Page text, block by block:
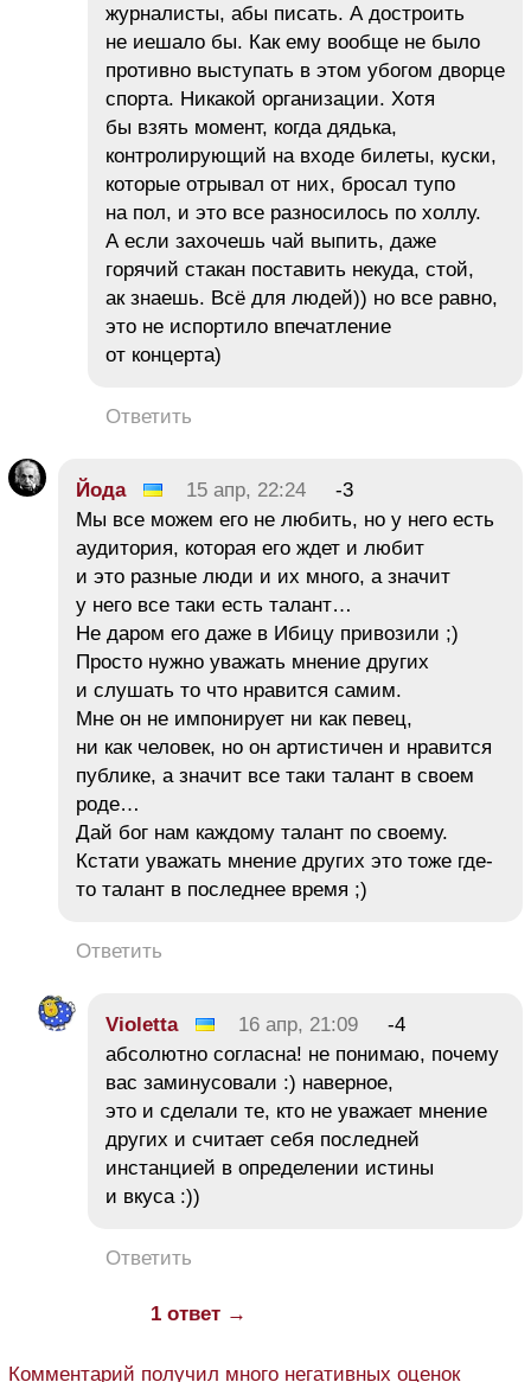
журналисты, абы писать. А достроить
не иешало бы. Как ему вообще не было
противно выступать в этом убогом дворце
спорта. Никакой организации. Хотя
бы взять момент, когда дядька,
контролирующий на входе билеты, куски,
которые отрывал от них, бросал тупо
на пол, и это все разносилось по холлу.
А если захочешь чай выпить, даже
горячий стакан поставить некуда, стой,
ак знаешь. Всё для людей)) но все равно,
это не испортило впечатление
от концерта)
Ответить
Йода 15 апр, 22:24
-3
Мы все можем его не любить, но у него есть
аудитория, которая его ждет и любит
и это разные люди и их много, а значит
у него все таки есть талант…
Не даром его даже в Ибицу привозили ;)
Просто нужно уважать мнение других
и слушать то что нравится самим.
Мне он не импонирует ни как певец,
ни как человек, но он артистичен и нравится
публике, а значит все таки талант в своем
роде…
Дай бог нам каждому талант по своему.
Кстати уважать мнение других это тоже где-
то талант в последнее время ;)
Ответить
Violetta 16 апр, 21:09
-4
абсолютно согласна! не понимаю, почему
вас заминусовали :) наверное,
это и сделали те, кто не уважает мнение
других и считает себя последней
инстанцией в определении истины
и вкуса :))
Ответить
1 ответ →
Комментарий получил много негативных оценок